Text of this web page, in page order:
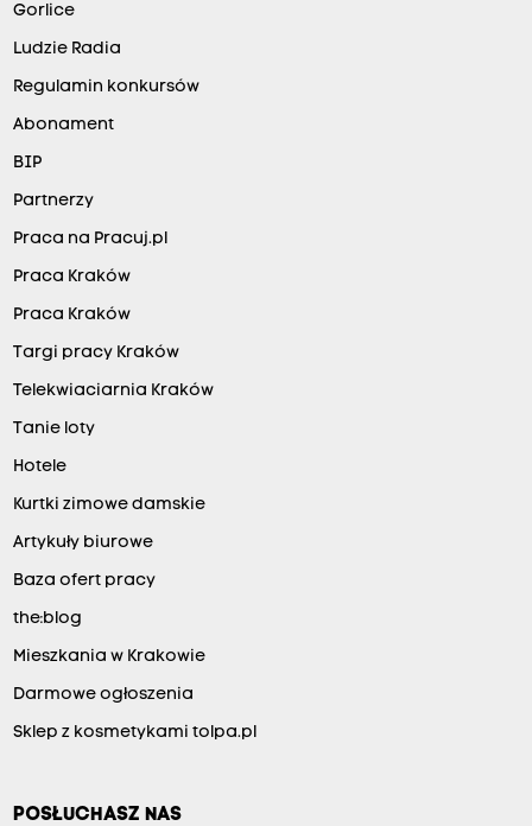
Gorlice
Ludzie Radia
Regulamin konkursów
Abonament
BIP
Partnerzy
Praca na Pracuj.pl
Praca Kraków
Praca Kraków
Targi pracy Kraków
Telekwiaciarnia Kraków
Tanie loty
Hotele
Kurtki zimowe damskie
Artykuły biurowe
Baza ofert pracy
the:blog
Mieszkania w Krakowie
Darmowe ogłoszenia
Sklep z kosmetykami tolpa.pl
POSŁUCHASZ NAS